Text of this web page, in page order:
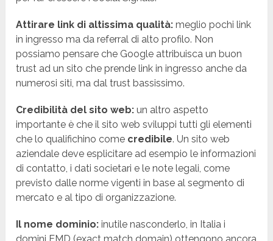
Attirare link di altissima qualità: meglio pochi link
in ingresso ma da referral di alto profilo. Non
possiamo pensare che Google attribuisca un buon
trust ad un sito che prende link in ingresso anche da
numerosi siti, ma dal trust bassissimo.
Credibilità del sito web: un altro aspetto
importante è che il sito web sviluppi tutti gli elementi
che lo qualifichino come credibile. Un sito web
aziendale deve esplicitare ad esempio le informazioni
di contatto, i dati societari e le note legali, come
previsto dalle norme vigenti in base al segmento di
mercato e al tipo di organizzazione.
Il nome dominio: inutile nasconderlo, in Italia i